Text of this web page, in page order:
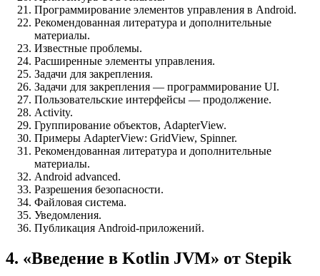
Программирование элементов управления в Android.
Рекомендованная литература и дополнительные
материалы.
Известные проблемы.
Расширенные элементы управления.
Задачи для закрепления.
Задачи для закрепления — программирование UI.
Пользовательские интерфейсы — продолжение.
Activity.
Группирование объектов, AdapterView.
Примеры AdapterView: GridView, Spinner.
Рекомендованная литература и дополнительные
материалы.
Android advanced.
Разрешения безопасности.
Файловая система.
Уведомления.
Публикация Android-приложений.
4. «Введение в Kotlin JVM» от Stepik